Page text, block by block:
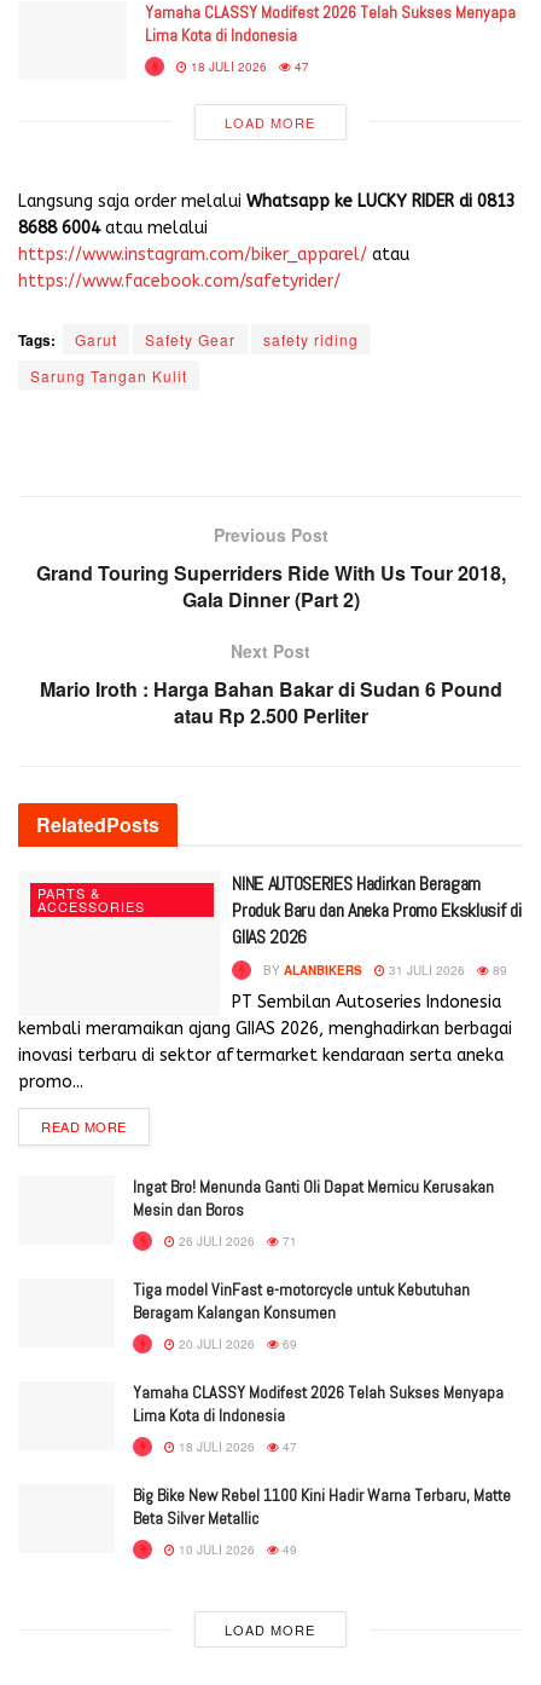
Yamaha CLASSY Modifest 2026 Telah Sukses Menyapa
Lima Kota di Indonesia
18 JULI 2026 47
LOAD MORE
Langsung saja order melalui Whatsapp ke LUCKY RIDER di 0813
8688 6004atau melalui
https://www.instagram.com/biker_apparel/ atau
https://www.facebook.com/safetyrider/
Tags: Garut Safety Gear
safety riding
Sarung Tangan Kulit
Previous Post
Grand Touring Superriders Ride With Us Tour 2018,
Gala Dinner (Part 2)
Next Post
Mario Iroth : Harga Bahan Bakar di Sudan 6 Pound
atau Rp 2.500 Perliter
RelatedPosts
PARTS &
ACCESSORIES
NINE AUTOSERIES Hadirkan Beragam
Produk Baru dan Aneka Promo Eksklusif di
GIIAS 2026
BY ALANBIKERS 31 JULI 2026 89
PT Sembilan Autoseries Indonesia
kembali meramaikan ajang GIIAS 2026, menghadirkan berbagai
inovasi terbaru di sektor aftermarket kendaraan serta aneka
promo...
READ MORE
Ingat Bro! Menunda Ganti Oli Dapat Memicu Kerusakan
Mesin dan Boros
26 JULI 2026 71
Tiga model VinFast e-motorcycle untuk Kebutuhan
Beragam Kalangan Konsumen
20 JULI 2026 69
Yamaha CLASSY Modifest 2026 Telah Sukses Menyapa
Lima Kota di Indonesia
18 JULI 2026 47
Big Bike New Rebel 1100 Kini Hadir Warna Terbaru, Matte
Beta Silver Metallic
10 JULI 2026 49
LOAD MORE